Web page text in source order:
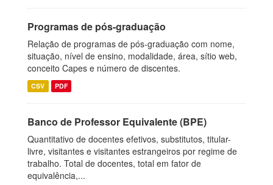
Programas de pós-graduação
Relação de programas de pós-graduação com nome,
situação, nível de ensino, modalidade, área, sítio web,
conceito Capes e número de discentes.
CSV PDF
Banco de Professor Equivalente (BPE)
Quantitativo de docentes efetivos, substitutos, titular-
livre, visitantes e visitantes estrangeiros por regime de
trabalho. Total de docentes, total em fator de
equivalência,...